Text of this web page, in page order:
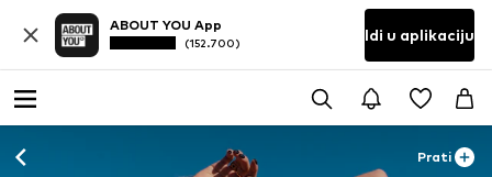
ABOUT YOU App
(152.700) Idi u aplikaciju
Prati